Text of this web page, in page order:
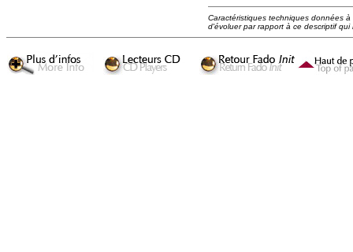
Caractéristiques techniques données
d'évoluer par rapport à ce descriptif